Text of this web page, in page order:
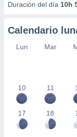
Duración del día 10h
Calendario
Lun Mar
10 11
17 18